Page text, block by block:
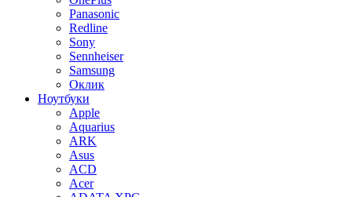
Panasonic
Redline
Sony
Sennheiser
Samsung
Оклик
Ноутбуки
Apple
Aquarius
ARK
Asus
ACD
Acer